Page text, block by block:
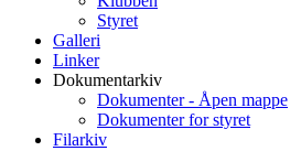
Styret
Galleri
Linker
Dokumentarkiv
Dokumenter - Åpen mappe
Dokumenter for styret
Filarkiv